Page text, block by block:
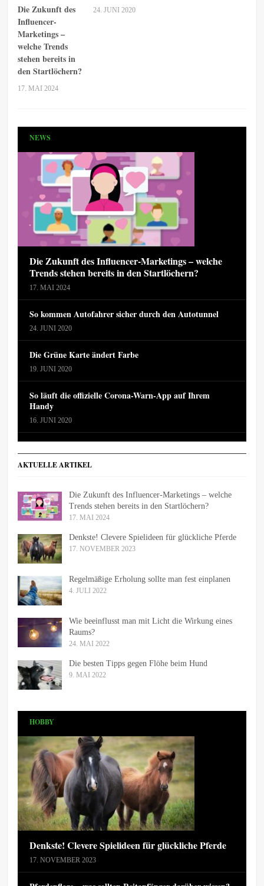
Die Zukunft des
Influencer-
Marketings –
welche Trends
stehen bereits in
den Startlöchern?
17. MAI 2024
24. JUNI 2020
NEWS
Die Zukunft des Influencer-Marketings – welche
Trends stehen bereits in den Startlöchern?
17. MAI 2024
So kommen Autofahrer sicher durch den Autotunnel
24. JUNI 2020
Die Grüne Karte ändert Farbe
19. JUNI 2020
So läuft die offizielle Corona-Warn-App auf Ihrem
Handy
16. JUNI 2020
AKTUELLE ARTIKEL
Die Zukunft des Influencer-Marketings – welche
Trends stehen bereits in den Startlöchern?
17. MAI 2024
Denkste! Clevere Spielideen für glückliche Pferde
17. NOVEMBER 2023
Regelmäßige Erholung sollte man fest einplanen
4. JULI 2022
Wie beeinflusst man mit Licht die Wirkung eines
Raums?
24. MAI 2022
Die besten Tipps gegen Flöhe beim Hund
9. MAI 2022
HOBBY
Denkste! Clevere Spielideen für glückliche Pferde
17. NOVEMBER 2023